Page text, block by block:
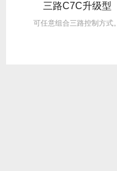
三路C7C升级型
可任意组合三路控制方式。